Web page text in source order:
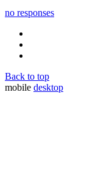
no responses
Back to top
mobile desktop